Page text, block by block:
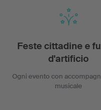
Feste cittadine e
d'artificio
Ogni evento con
musicale